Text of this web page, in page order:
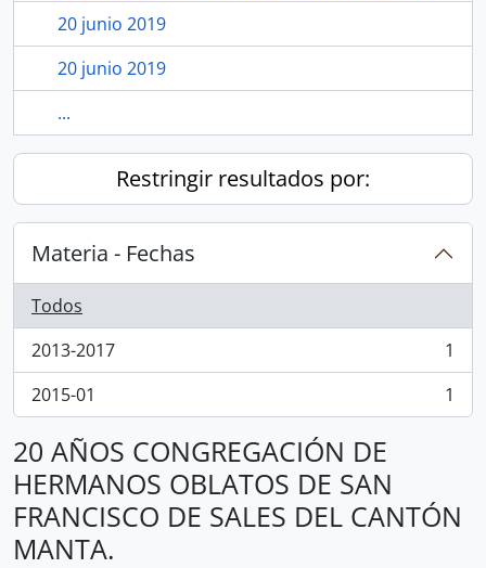
20 junio 2019
20 junio 2019
...
Restringir resultados por:
Materia - Fechas
Todos
2013-2017
, 1 resultados
1
2015-01
, 1 resultados 1
20 AÑOS CONGREGACIÓN DE
HERMANOS OBLATOS DE SAN
FRANCISCO DE SALES DEL CANTÓN
MANTA.